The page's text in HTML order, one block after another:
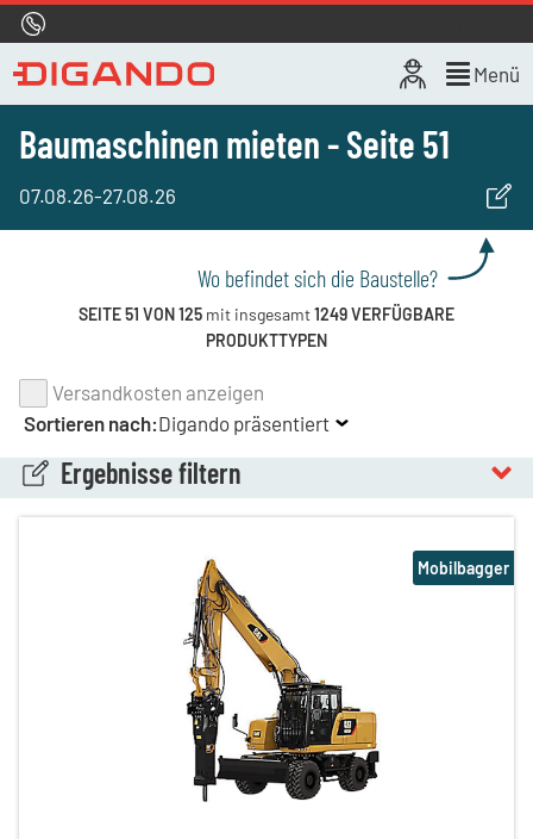
Menü
Baumaschinen mieten - Seite 51
07.08.26-27.08.26
Wo befindet sich die Baustelle?
SEITE 51 VON 125mit insgesamt1249 VERFÜGBARE
PRODUKTTYPEN
Ergebnisse filtern
Versandkosten anzeigen
Sortieren nach:Digando präsentiert
Mobilbagger